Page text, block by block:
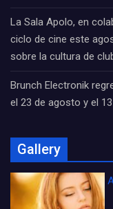
La Sala Apolo, en
ciclo de cine este
sobre la cultura de
Brunch Electronik
el 23 de agosto y el
Gallery